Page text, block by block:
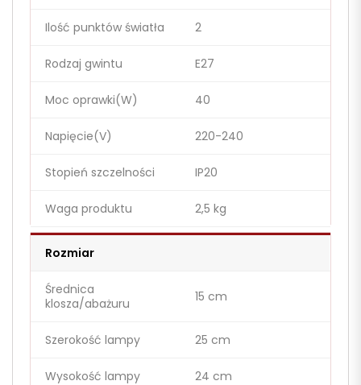
Ilość punktów światła 2
Rodzaj gwintu E27
Moc oprawki(W) 40
Napięcie(V) 220-240
Stopień szczelności IP20
Waga produktu 2,5 kg
Rozmiar
Średnica
klosza/abażuru
15 cm
Szerokość lampy 25 cm
Wysokość lampy 24 cm